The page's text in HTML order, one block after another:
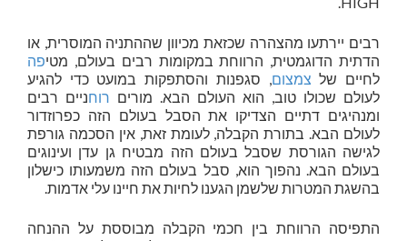
רבים יירתעו מהצהרה שכזאת מכיוון שההתניה המוסרית, או
הדתית הדוגמטית, הרווחת במקומות רבים בעולם, מטיפה
לחיים של צמצום, סגפנות והסתפקות במועט כדי להגיע
לעולם שכולו טוב, הוא העולם הבא. מורים רוחניים רבים
ומנהיגים דתיים הצדיקו את הסבל בעולם הזה כפרוזדור
לעולם הבא. בתורת הקבלה, לעומת זאת, אין הסכמה גורפת
לגישה הגורסת שסבל בעולם הזה מבטיח גן עדן ועינוגים
בעולם הבא. נהפוך הוא, סבל בעולם הזה משמעותו כישלון
בהשגת המטרות שלשמן הגענו לחיות את חיינו עלי אדמות.
התפיסה הרווחת בין חכמי הקבלה מבוססת על ההנחה